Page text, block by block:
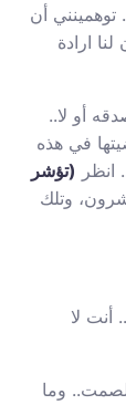
أن
ارادة
أو لا..
في هذه
(تؤشر
وتلك
أنت لا
وما